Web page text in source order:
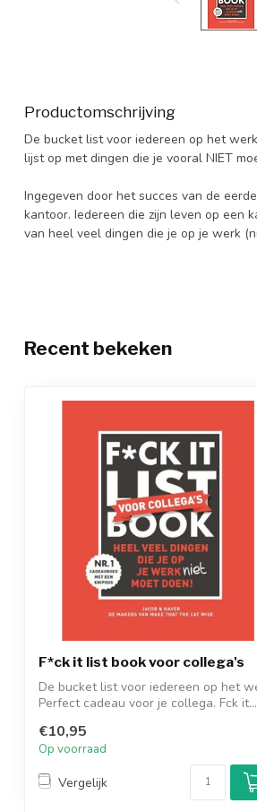
Productomschrijving
De bucket list voor iedereen op het
lijst op met dingen die je vooral NIET
Ingegeven door het succes van de
kantoor. Iedereen die zijn leven op een
van heel veel dingen die je op je werk
Recent bekeken
F*ck it list book voor collega's
De bucket list voor iedereen op het
Perfect cadeau voor je collega. Fck it...
€10,95
Op voorraad
Vergelijk